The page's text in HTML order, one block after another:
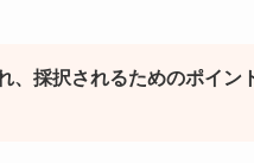
、採択されるためのポイン